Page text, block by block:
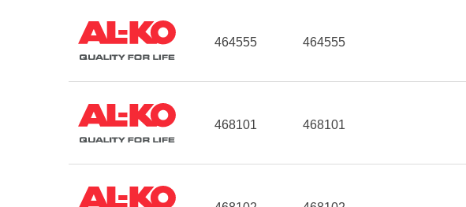
464555 464555
468101 468101